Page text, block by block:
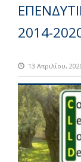
2014-
13 Απριλίου,